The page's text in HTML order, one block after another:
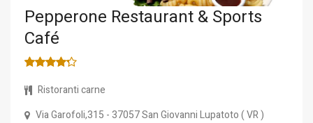
Pepperone Restaurant & Sports
Café
Ristoranti carne
Via Garofoli,315 - 37057San Giovanni Lupatoto(VR)